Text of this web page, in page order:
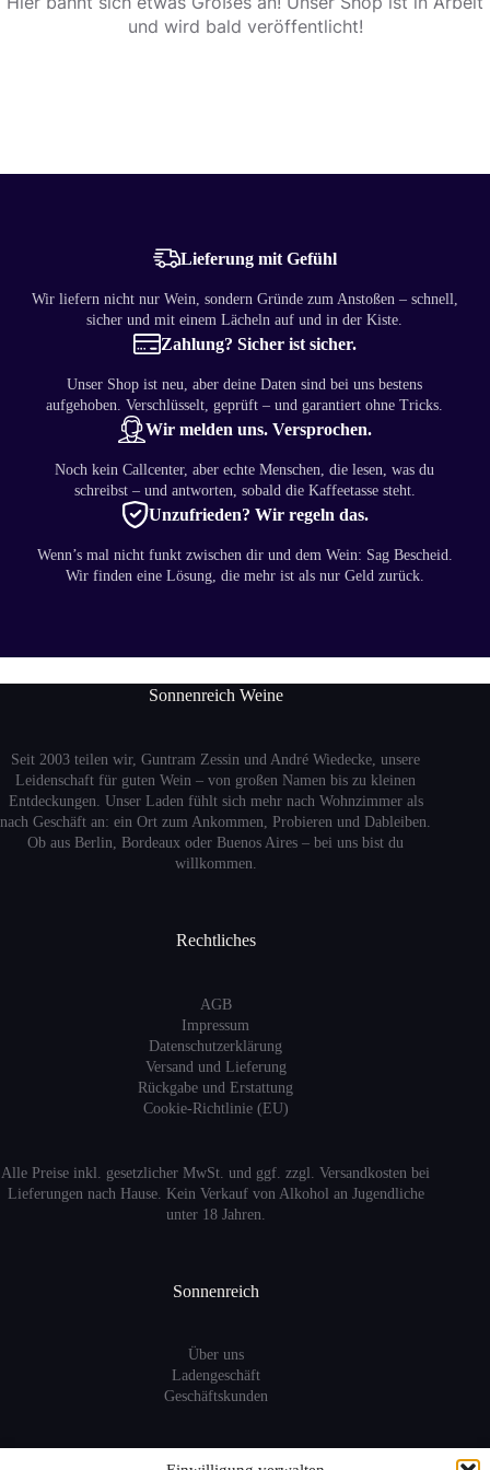
und wird bald veröffentlicht!
Lieferung mit Gefühl
Wir liefern nicht nur Wein, sondern Gründe zum Anstoßen – schnell,
sicher und mit einem Lächeln auf und in der Kiste.
Zahlung? Sicher ist sicher.
Unser Shop ist neu, aber deine Daten sind bei uns bestens
aufgehoben. Verschlüsselt, geprüft – und garantiert ohne Tricks.
Wir melden uns. Versprochen.
Noch kein Callcenter, aber echte Menschen, die lesen, was du
schreibst – und antworten, sobald die Kaffeetasse steht.
Unzufrieden? Wir regeln das.
Wenn’s mal nicht funkt zwischen dir und dem Wein: Sag Bescheid.
Wir finden eine Lösung, die mehr ist als nur Geld zurück.
Sonnenreich Weine
Seit 2003 teilen wir, Guntram Zessin und André Wiedecke, unsere
Leidenschaft für guten Wein – von großen Namen bis zu kleinen
Entdeckungen. Unser Laden fühlt sich mehr nach Wohnzimmer als
nach Geschäft an: ein Ort zum Ankommen, Probieren und Dableiben.
Ob aus Berlin, Bordeaux oder Buenos Aires – bei uns bist du
willkommen.
Rechtliches
AGB
Impressum
Datenschutzerklärung
Versand und Lieferung
Rückgabe und Erstattung
Cookie-Richtlinie (EU)
Alle Preise inkl. gesetzlicher MwSt. und ggf. zzgl. Versandkosten bei
Lieferungen nach Hause. Kein Verkauf von Alkohol an Jugendliche
unter 18 Jahren.
Sonnenreich
Über uns
Ladengeschäft
Geschäftskunden
Information